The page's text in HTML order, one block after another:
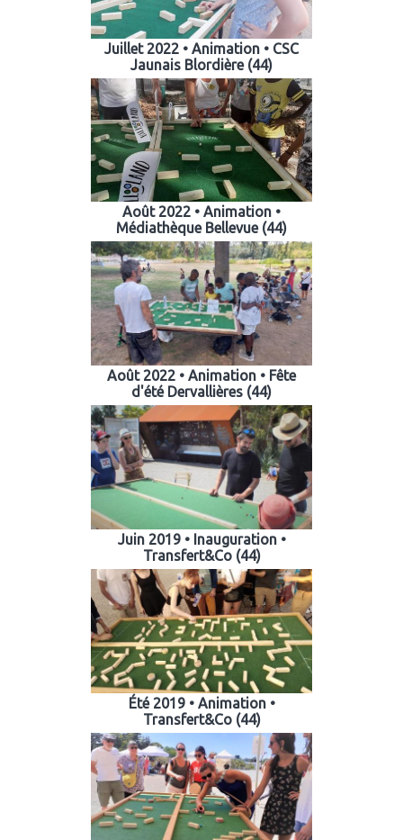
Juillet 2022 • Animation • CSC
Jaunais Blordière (44)
Août 2022 • Animation •
Médiathèque Bellevue (44)
Août 2022 • Animation • Fête
d'été Dervallières (44)
Juin 2019 • Inauguration •
Transfert&Co (44)
Été 2019 • Animation •
Transfert&Co (44)